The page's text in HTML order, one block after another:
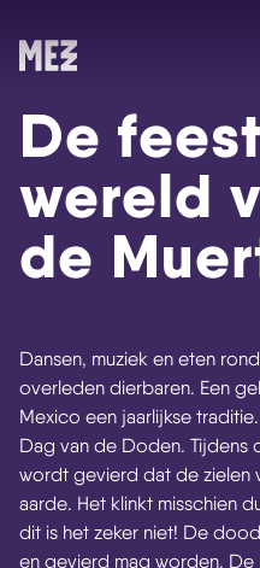
Skip
De
wereld
de
Dansen, muziek en eten
overleden dierbaren. Een
Mexico een jaarlijkse
Dag van de Doden. Tijdens
wordt gevierd dat de zielen
aarde. Het klinkt misschien
dit is het zeker niet! De
en gevierd mag worden. De